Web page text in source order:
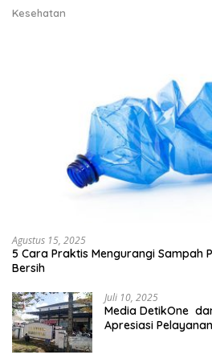
Kesehatan
Agustus 15, 2025
5 Cara Praktis Mengurangi Sampah
Bersih
Juli 10, 2025
Media DetikOne
Apresiasi